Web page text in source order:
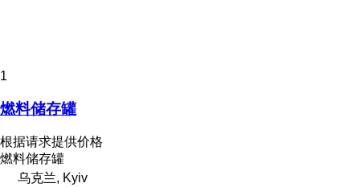
1
燃料储存罐
根据请求提供价格
燃料储存罐
乌克兰, Kyiv